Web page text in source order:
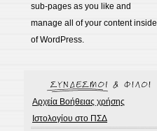
sub-pages as you like and
manage all of your content inside
of WordPress.
Αρχεία Βοήθειας χρήσης
Ιστολογίου στο ΠΣΔ